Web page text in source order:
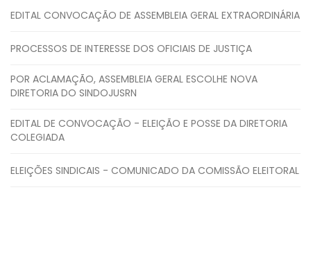
EDITAL CONVOCAÇÃO DE ASSEMBLEIA GERAL EXTRAORDINÁRIA
PROCESSOS DE INTERESSE DOS OFICIAIS DE JUSTIÇA
POR ACLAMAÇÃO, ASSEMBLEIA GERAL ESCOLHE NOVA
DIRETORIA DO SINDOJUSRN
EDITAL DE CONVOCAÇÃO - ELEIÇÃO E POSSE DA DIRETORIA
COLEGIADA
ELEIÇÕES SINDICAIS - COMUNICADO DA COMISSÃO ELEITORAL